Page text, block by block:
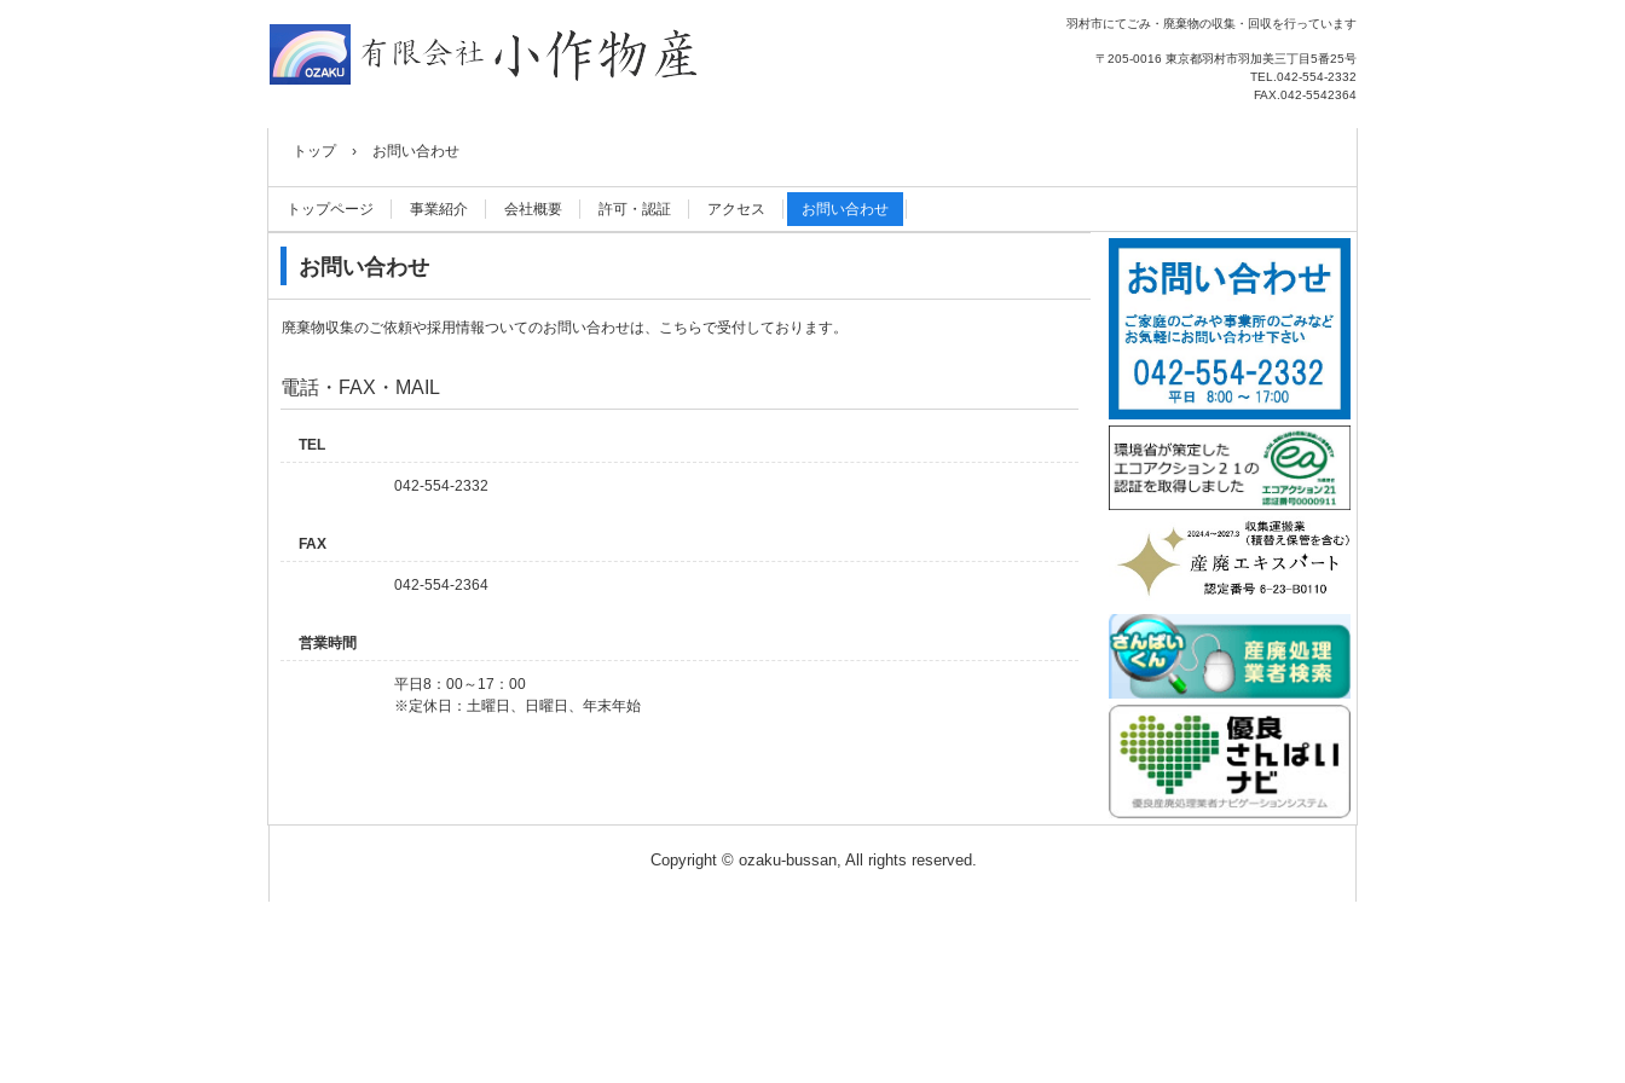
羽村市にてごみ・廃棄物の収集・回収を行っています
〒205-0016 東京都羽村市羽加美三丁目5番25号
TEL.042-554-2332
FAX.042-5542364
トップ › お問い合わせ
トップページ 事業紹介 会社概要 許可・認証 アクセス お問い合わせ
お問い合わせ
廃棄物収集のご依頼や採用情報ついてのお問い合わせは、こちらで受付しております。
電話・FAX・MAIL
TEL
042-554-2332
FAX
042-554-2364
営業時間
平日8：00～17：00
※定休日：土曜日、日曜日、年末年始
Copyright © ozaku-bussan, All rights reserved.